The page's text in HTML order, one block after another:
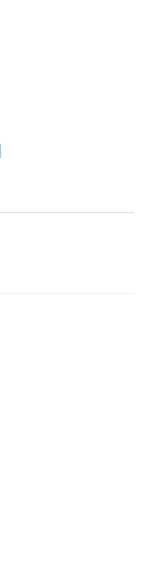
via X -
via
nieuwsbericht
dit